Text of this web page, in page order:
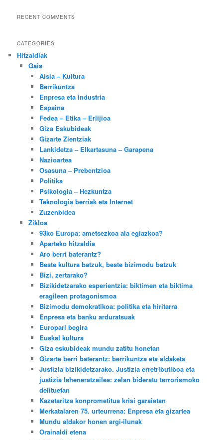
RECENT COMMENTS
CATEGORIES
Hitzaldiak
Gaia
Aisia – Kultura
Berrikuntza
Enpresa eta industria
Espaina
Fedea – Etika – Erlijioa
Giza Eskubideak
Gizarte Zientziak
Lankidetza – Elkartasuna – Garapena
Nazioartea
Osasuna – Prebentzioa
Politika
Psikologia – Hezkuntza
Teknologia berriak eta Internet
Zuzenbidea
Zikloa
93ko Europa: ametsezkoa ala egiazkoa?
Aparteko hitzaldia
Aro berri baterantz?
Beste kultura batzuk, beste bizimodu batzuk
Bizi, zertarako?
Bizikidetzarako esperientzia: biktimen eta biktima
eragileen protagonismoa
Bizimodu demokratikoa: politika eta hiritarra
Enpresa eta banku arduratsuak
Europari begira
Euskal kultura
Giza eskubideak mundu zatitu honetan
Gizarte berri baterantz: berrikuntza eta aldaketa
Justizia bizikidetzarako. Justizia erretributiboa eta
justizia leheneratzailea: zelan bideratu terrorismoko
delituetan
Kazetaritza konprometitua krisi garaietan
Merkatalaren 75. urteurrena: Enpresa eta gizartea
Mundu aldakor honen argi-ilunak
Orainaldi etena